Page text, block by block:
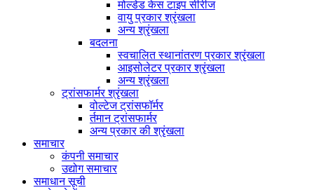
मोल्डेड केस टाइप सीरीज
वायु प्रकार श्रृंखला
अन्य श्रृंखला
बदलना
स्वचालित स्थानांतरण प्रकार श्रृंखला
आइसोलेटर प्रकार श्रृंखला
अन्य श्रृंखला
ट्रांसफार्मर श्रृंखला
वोल्टेज ट्रांसफॉर्मर
र्तमान ट्रांसफार्मर
अन्य प्रकार की श्रृंखला
समाचार
कंपनी समाचार
उद्योग समाचार
समाधान सूची